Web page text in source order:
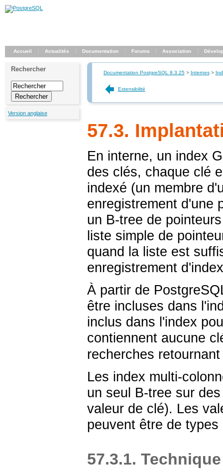
Accueil Actualités Documentation Forums Association
Rechercher
Version anglaise
Documentation PostgreSQL 9.3.25> Internes>
Extensibilité
57.3.
En interne, un index
des clés, chaque clé
indexé (un membre
enregistrement d'une
un B-tree de
liste simple de
quand la liste est
enregistrement
À partir de
être incluses dans
inclus dans l'index
contiennent aucune
recherches
Les index multi-
un seul B-tree sur
valeur de clé). Les
peuvent être de
57.3.1.